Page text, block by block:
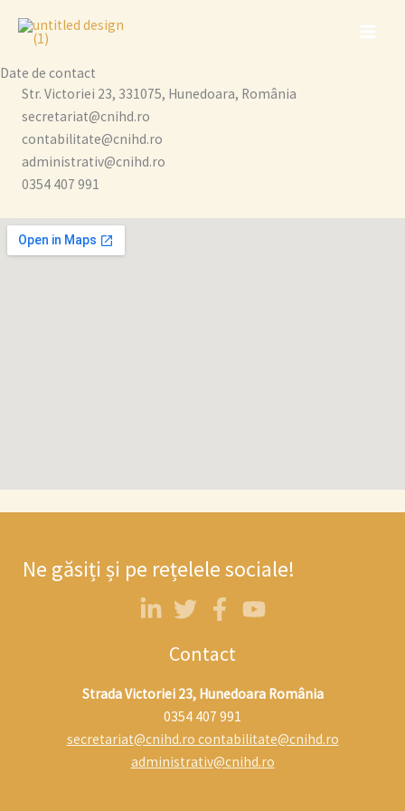
Date de contact
Str. Victoriei 23, 331075, Hunedoara, România
secretariat@cnihd.ro
contabilitate@cnihd.ro
administrativ@cnihd.ro
0354 407 991
Ne găsiți și pe rețelele sociale!
Contact
Strada Victoriei 23, Hunedoara România
0354 407 991
secretariat@cnihd.ro contabilitate@cnihd.ro
administrativ@cnihd.ro